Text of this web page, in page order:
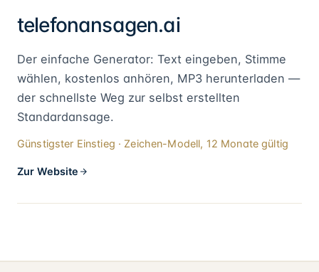
telefonansagen.ai
Der einfache Generator: Text eingeben, Stimme
wählen, kostenlos anhören, MP3 herunterladen —
der schnellste Weg zur selbst erstellten
Standardansage.
Günstigster Einstieg · Zeichen-Modell, 12 Monate gültig
Zur Website